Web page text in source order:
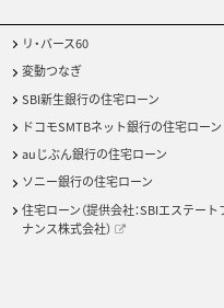
リ・バース60
変動つなぎ
SBI新生銀行の住宅ローン
ドコモSMTBネット銀行の住宅ローン
auじぶん銀行の住宅ローン
ソニー銀行の住宅ローン
住宅ローン（提供会社：SBIエステート
ナンス株式会社）